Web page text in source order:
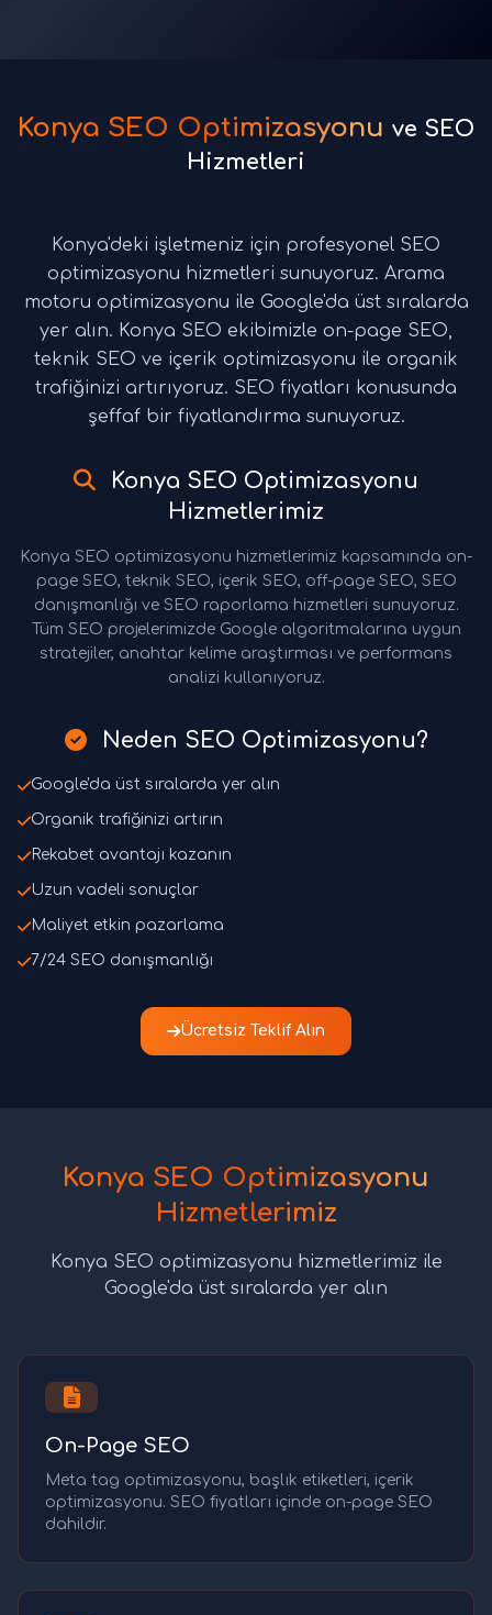
Konya SEO Optimizasyonu ve SEO
Hizmetleri
Konya'deki işletmeniz için profesyonel SEO
optimizasyonu hizmetleri sunuyoruz. Arama
motoru optimizasyonu ile Google'da üst sıralarda
yer alın. Konya SEO ekibimizle on-page SEO,
teknik SEO ve içerik optimizasyonu ile organik
trafiğinizi artırıyoruz. SEO fiyatları konusunda
şeffaf bir fiyatlandırma sunuyoruz.
Konya SEO Optimizasyonu
Hizmetlerimiz
Konya SEO optimizasyonu hizmetlerimiz kapsamında on-
page SEO, teknik SEO, içerik SEO, off-page SEO, SEO
danışmanlığı ve SEO raporlama hizmetleri sunuyoruz.
Tüm SEO projelerimizde Google algoritmalarına uygun
stratejiler, anahtar kelime araştırması ve performans
analizi kullanıyoruz.
Neden SEO Optimizasyonu?
Google'da üst sıralarda yer alın
Organik trafiğinizi artırın
Rekabet avantajı kazanın
Uzun vadeli sonuçlar
Maliyet etkin pazarlama
7/24 SEO danışmanlığı
Ücretsiz Teklif Alın
Konya SEO Optimizasyonu
Hizmetlerimiz
Konya SEO optimizasyonu hizmetlerimiz ile
Google'da üst sıralarda yer alın
On-Page SEO
Meta tag optimizasyonu, başlık etiketleri, içerik
optimizasyonu. SEO fiyatları içinde on-page SEO
dahildir.